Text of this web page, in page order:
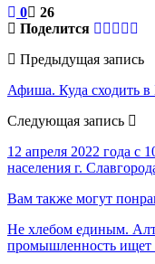
0
26
Поделится
Предыдущая запись
Афиша. Куда сходить в
Следующая запись
12 апреля 2022 года с
населения г.
Вам также могут
Не хлебом единым.
промышленность